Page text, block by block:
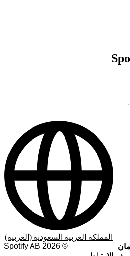
©
2026
المملكة العربية السعودية (العربية)